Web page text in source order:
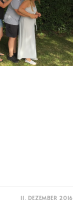
11. DEZEMBER 2016